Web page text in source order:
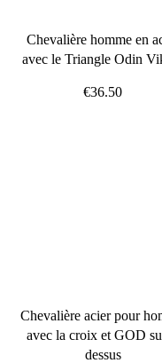
Chevalière homme en
avec le Triangle Odin
€36.50
Chevalière acier pour
avec la croix et GOD
dessus